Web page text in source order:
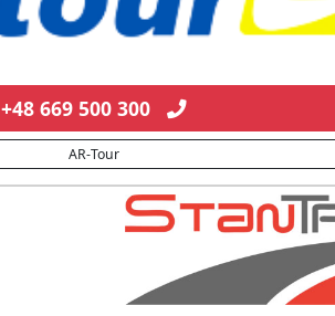
+48 669 500 300
AR-Tour